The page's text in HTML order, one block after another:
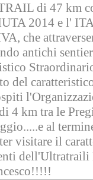
di 47 km
2014 e l'
che
antichi
del
4 km tra le
al
visitare il
dell'Ultratraili